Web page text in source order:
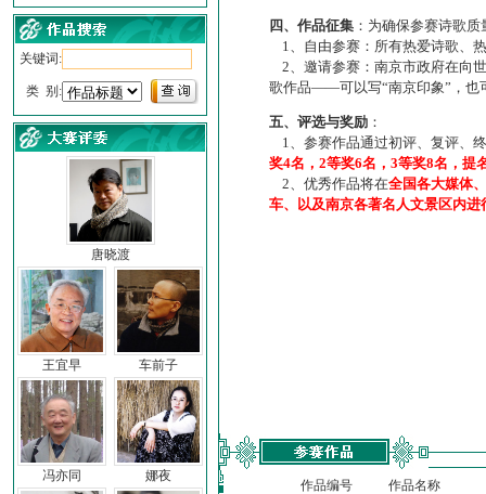
关键词:
类 别:
唐晓渡
王宜早 车前子
冯亦同 娜夜
四、作品征集 ：为确保参赛诗歌
1、自由参赛：所有热爱诗歌、
2、邀请参赛：南京市政府在向
歌作品——可以写“南京印象”，也
五、评选与奖励 ：
1、参赛作品通过初评、复评、
奖4名，2等奖6名，3等奖8名，提
2、优秀作品将在全国各大媒体
车、以及南京各著名人文景区内进
作品编号 作品名称